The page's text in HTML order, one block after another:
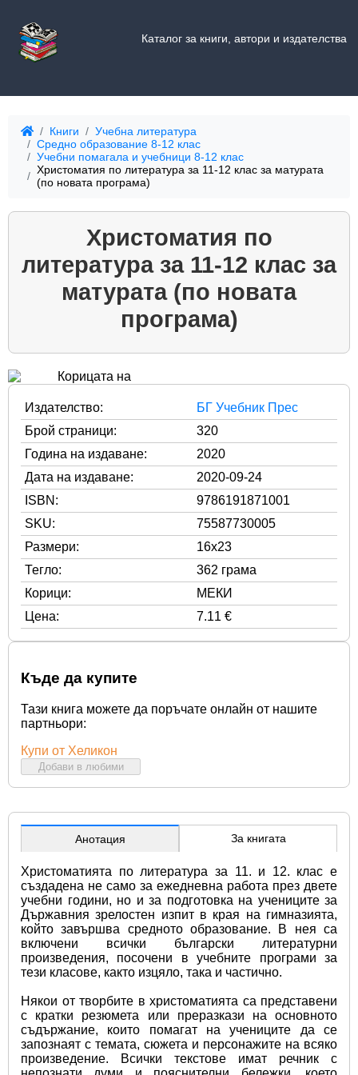
Каталог за книги, автори и издателства
Книги
Учебна литература
Средно образование 8-12 клас
Учебни помагала и учебници 8-12 клас
Христоматия по литература за 11-12 клас за матурата
(по новата програма)
Христоматия по
литература за 11-12 клас за
матурата (по новата
програма)
Издателство:
БГ Учебник Прес
Брой страници:
320
Година на издаване:
2020
Дата на издаване:
2020-09-24
ISBN:
9786191871001
SKU:
75587730005
Размери:
16x23
Тегло:
362 грама
Корици:
МЕКИ
Цена:
7.11 €
Къде да купите
Тази книга можете да поръчате онлайн от нашите
партньори:
Купи от Хеликон
Добави в любими
Анотация За книгата
Христоматията по литература за 11. и 12. клас е
създадена не само за ежедневна работа през двете
учебни години, но и за подготовка на учениците за
Държавния зрелостен изпит в края на гимназията,
който завършва средното образование. В нея са
включени всички български литературни
произведения, посочени в учебните програми за
тези класове, както изцяло, така и частично.
Някои от творбите в христоматията са представени
с кратки резюмета или преразкази на основното
съдържание, които помагат на учениците да се
запознаят с темата, сюжета и персонажите на всяко
произведение. Всички текстове имат речник с